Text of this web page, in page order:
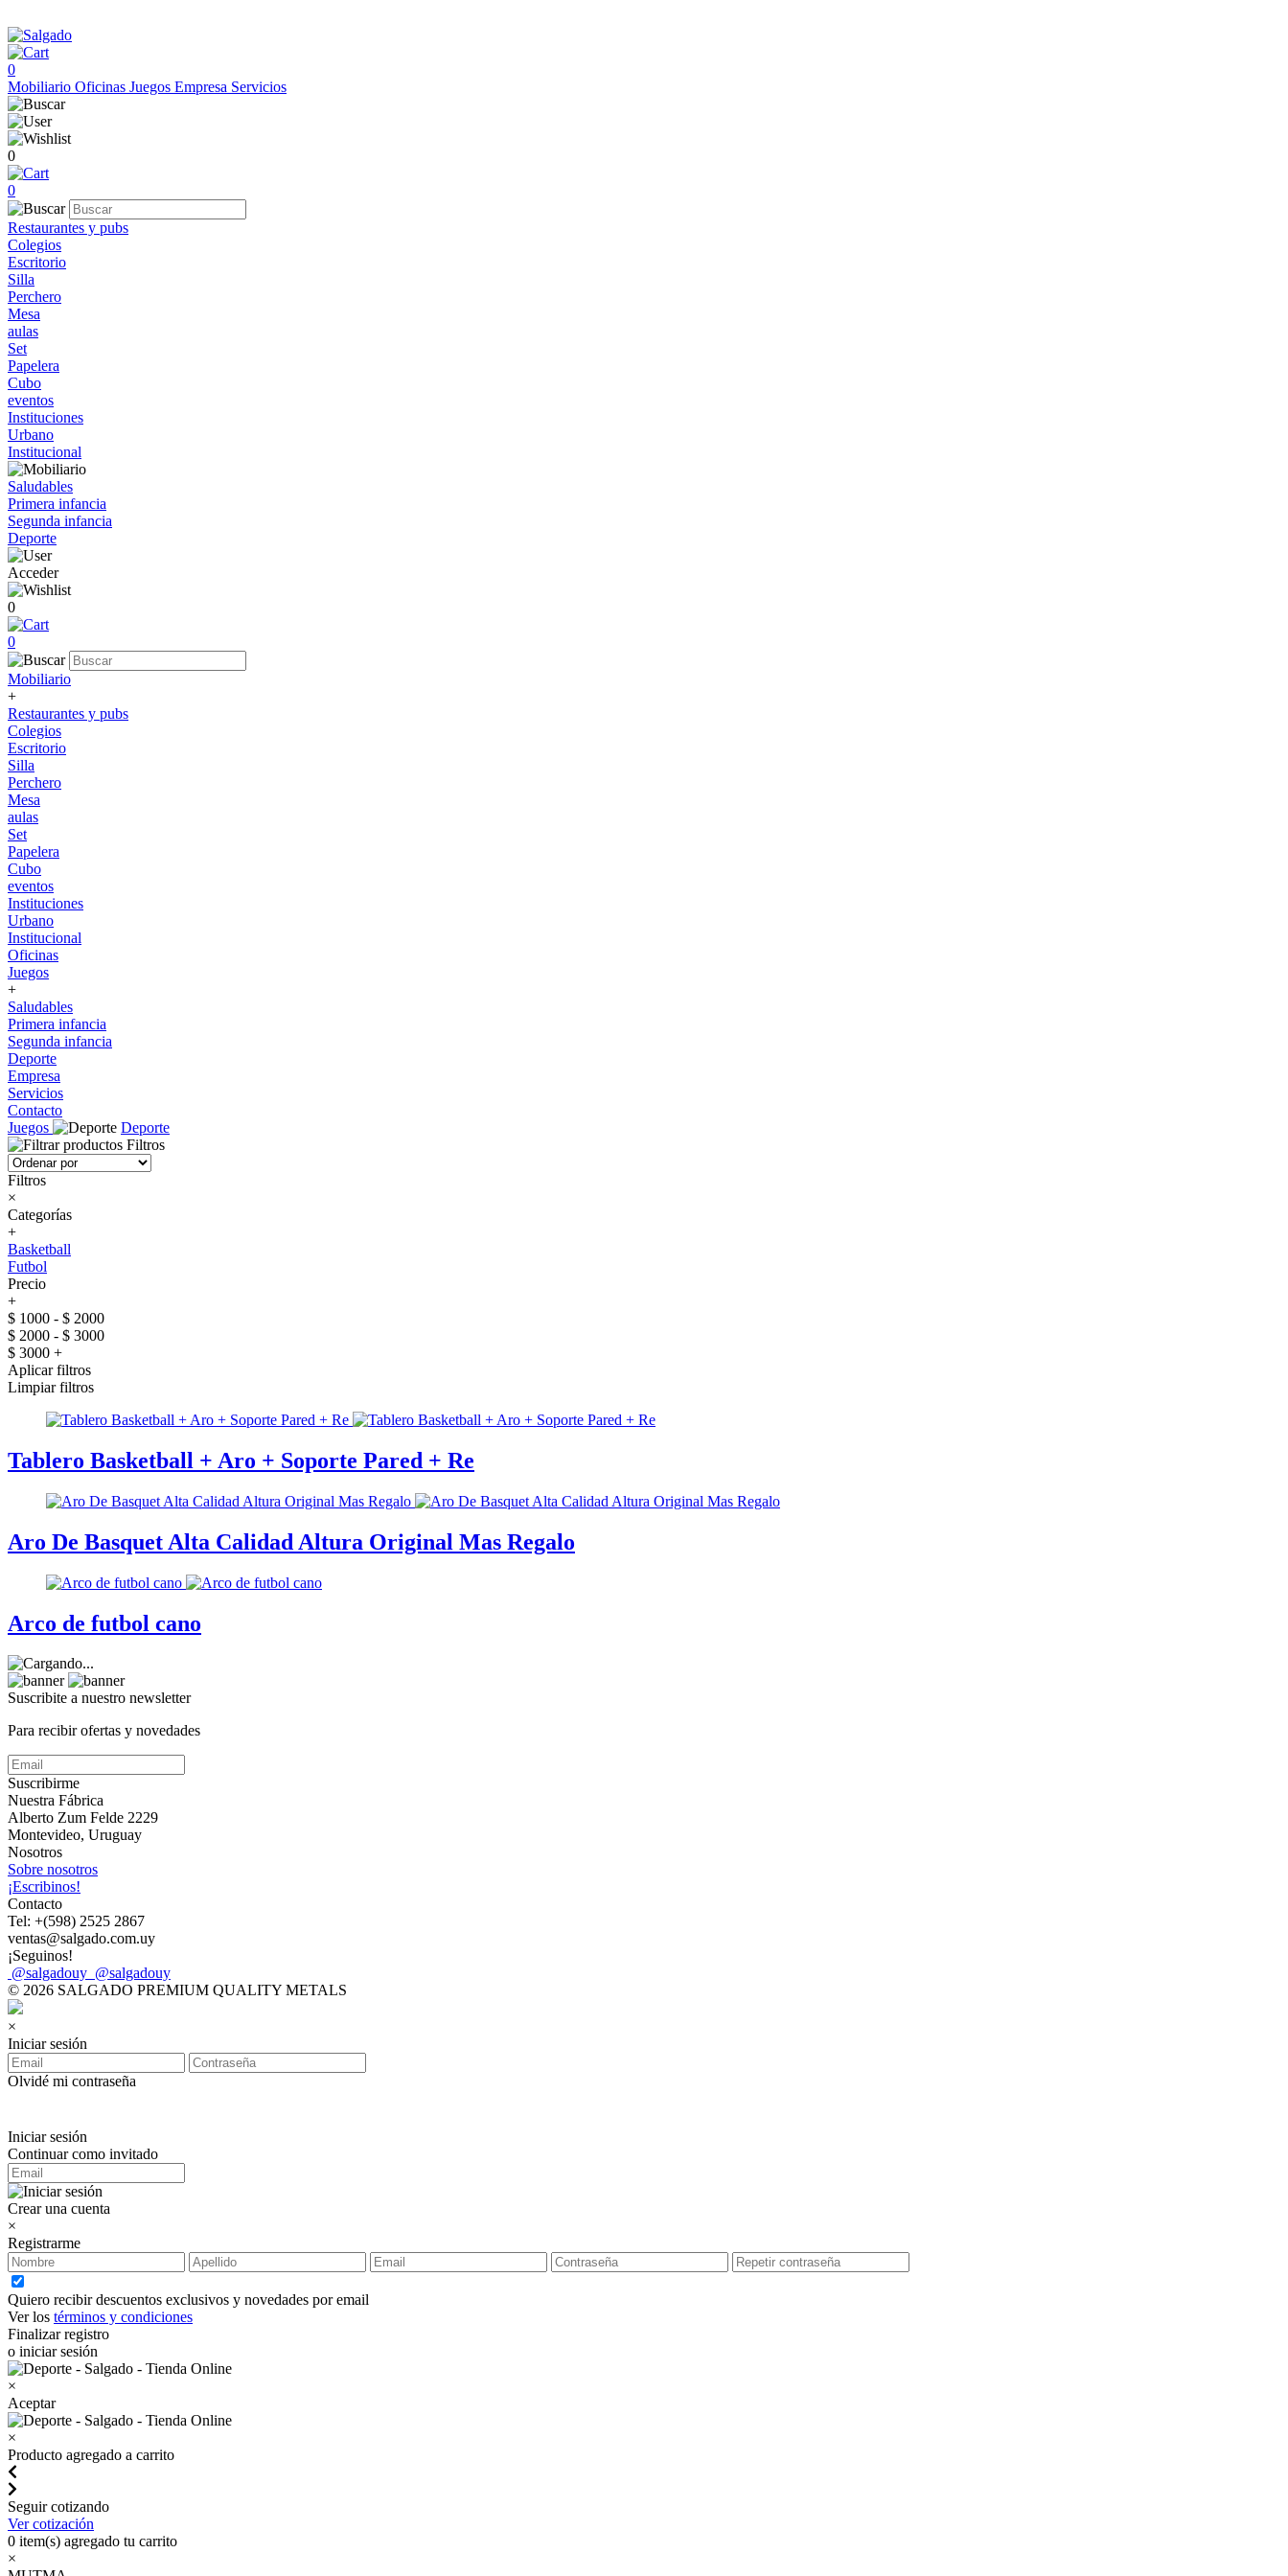
0
Mobiliario Oficinas Juegos Empresa Servicios
0
0
Restaurantes y pubs
Colegios
Escritorio
Silla
Perchero
Mesa
aulas
Set
Papelera
Cubo
eventos
Instituciones
Urbano
Institucional
Saludables
Primera infancia
Segunda infancia
Deporte
Acceder
0
0
Mobiliario
+
Restaurantes y pubs
Colegios
Escritorio
Silla
Perchero
Mesa
aulas
Set
Papelera
Cubo
eventos
Instituciones
Urbano
Institucional
Oficinas
Juegos
+
Saludables
Primera infancia
Segunda infancia
Deporte
Empresa
Servicios
Contacto
Juegos
Deporte
Filtros
Filtros
×
Categorías
+
Basketball
Futbol
Precio
+
$ 1000 - $ 2000
$ 2000 - $ 3000
$ 3000 +
Aplicar filtros
Limpiar filtros
Tablero Basketball + Aro + Soporte Pared + Re
Aro De Basquet Alta Calidad Altura Original Mas Regalo
Arco de futbol cano
Suscribite a nuestro newsletter
Para recibir ofertas y novedades
Suscribirme
Nuestra Fábrica
Alberto Zum Felde 2229
Montevideo, Uruguay
Nosotros
Sobre nosotros
¡Escribinos!
Contacto
Tel: +(598) 2525 2867
ventas@salgado.com.uy
¡Seguinos!
@salgadouy @salgadouy
© 2026 SALGADO PREMIUM QUALITY METALS
×
Iniciar sesión
Olvidé mi contraseña
Iniciar sesión
Continuar como invitado
Crear una cuenta
×
Registrarme
Quiero recibir descuentos exclusivos y novedades por email
Ver los términos y condiciones
Finalizar registro
o iniciar sesión
×
Aceptar
×
Producto agregado a carrito
Seguir cotizando
Ver cotización
0 item(s) agregado tu carrito
×